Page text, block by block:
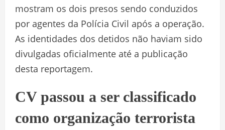
mostram os dois presos sendo conduzidos
por agentes da Polícia Civil após a operação.
As identidades dos detidos não haviam sido
divulgadas oficialmente até a publicação
desta reportagem.
CV passou a ser classificado
como organização terrorista